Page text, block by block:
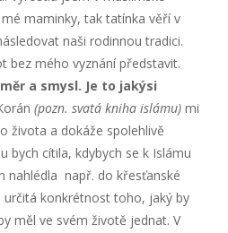
maminky, tak tatínka věří v
naši rodinnou tradici.
bez mého vyznání představit.
a smysl. Je to jakýsi
(pozn. svatá kniha islámu) mi
života a dokáže spolehlivě
bych cítila, kdybych se k Islámu
nahlédla např. do křesťanské
určitá konkrétnost toho, jaký by
měl ve svém životě jednat. V